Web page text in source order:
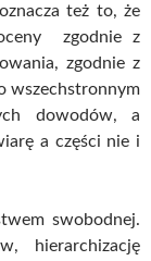
też to, że
zgodnie z
zgodnie z
wszechstronnym
dowodów, a
a części nie i
swobodnej.
hierarchizację